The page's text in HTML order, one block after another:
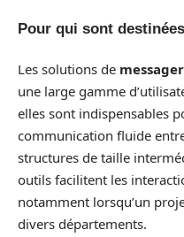
Pour qui sont
Les solutions de
une large gamme
elles sont indispensables
communication fluide
structures de taille
outils facilitent les
notamment lorsqu’un
divers départements.